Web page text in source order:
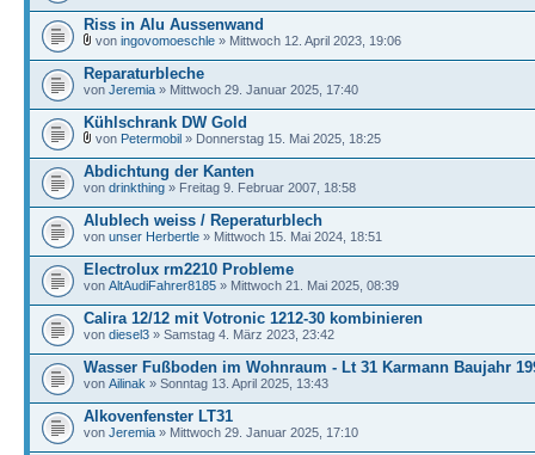
Riss in Alu Aussenwand
von ingovomoeschle » Mittwoch 12. April 2023, 19:06
Reparaturbleche
von Jeremia » Mittwoch 29. Januar 2025, 17:40
Kühlschrank DW Gold
von Petermobil » Donnerstag 15. Mai 2025, 18:25
Abdichtung der Kanten
von drinkthing » Freitag 9. Februar 2007, 18:58
Alublech weiss / Reperaturblech
von unser Herbertle » Mittwoch 15. Mai 2024, 18:51
Electrolux rm2210 Probleme
von AltAudiFahrer8185 » Mittwoch 21. Mai 2025, 08:39
Calira 12/12 mit Votronic 1212-30 kombinieren
von diesel3 » Samstag 4. März 2023, 23:42
Wasser Fußboden im Wohnraum - Lt 31 Karmann Baujahr
von Ailinak » Sonntag 13. April 2025, 13:43
Alkovenfenster LT31
von Jeremia » Mittwoch 29. Januar 2025, 17:10